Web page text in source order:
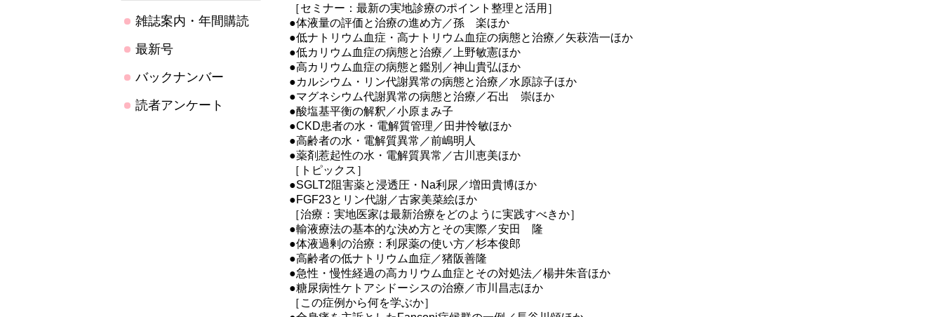
雑誌案内・年間購読
最新号
バックナンバー
読者アンケート
［セミナー：最新の実地診療のポイント整理と活用］
●体液量の評価と治療の進め方／孫 楽ほか
●低ナトリウム血症・高ナトリウム血症の病態と治療／矢萩浩一ほか
●低カリウム血症の病態と治療／上野敏憲ほか
●高カリウム血症の病態と鑑別／神山貴弘ほか
●カルシウム・リン代謝異常の病態と治療／水原諒子ほか
●マグネシウム代謝異常の病態と治療／石出 崇ほか
●酸塩基平衡の解釈／小原まみ子
●CKD患者の水・電解質管理／田井怜敏ほか
●高齢者の水・電解質異常／前嶋明人
●薬剤惹起性の水・電解質異常／古川恵美ほか
［トピックス］
●SGLT2阻害薬と浸透圧・Na利尿／増田貴博ほか
●FGF23とリン代謝／古家美菜絵ほか
［治療：実地医家は最新治療をどのように実践すべきか］
●輸液療法の基本的な決め方とその実際／安田 隆
●体液過剰の治療：利尿薬の使い方／杉本俊郎
●高齢者の低ナトリウム血症／猪阪善隆
●急性・慢性経過の高カリウム血症とその対処法／楊井朱音ほか
●糖尿病性ケトアシドーシスの治療／市川昌志ほか
［この症例から何を学ぶか］